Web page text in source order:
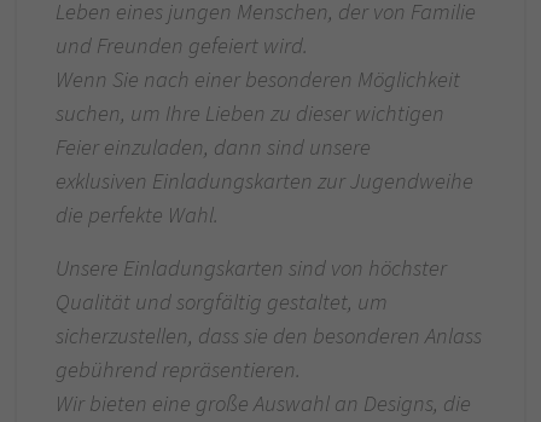
Leben eines jungen Menschen, der von Familie
und Freunden gefeiert wird.
Wenn Sie nach einer besonderen Möglichkeit
suchen, um Ihre Lieben zu dieser wichtigen
Feier einzuladen, dann sind unsere
exklusiven Einladungskarten zur Jugendweihe
die perfekte Wahl.
Unsere Einladungskarten sind von höchster
Qualität und sorgfältig gestaltet, um
sicherzustellen, dass sie den besonderen Anlass
gebührend repräsentieren.
Wir bieten eine große Auswahl an Designs, die